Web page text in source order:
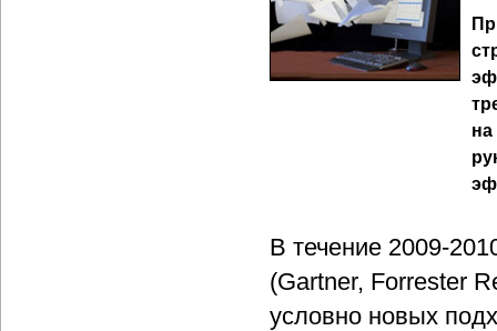
на
В течение 2009-
(Gartner, Forrester
условно новых